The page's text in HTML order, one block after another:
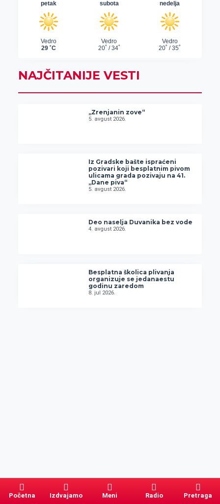
NAJČITANIJE VESTI
„Zrenjanin zove“
5. avgust 2026.
Iz Gradske bašte ispraćeni
pozivari koji besplatnim pivom
ulicama grada pozivaju na 41.
„Dane piva“
5. avgust 2026.
Deo naselja Duvanika bez vode
4. avgust 2026.
Besplatna školica plivanja
organizuje se jedanaestu
godinu zaredom
8. jul 2026.
Početna Izdvajamo Meni Radio Pretraga